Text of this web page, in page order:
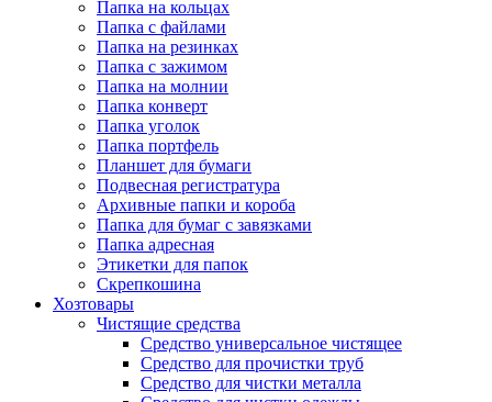
Папка на кольцах
Папка с файлами
Папка на резинках
Папка с зажимом
Папка на молнии
Папка конверт
Папка уголок
Папка портфель
Планшет для бумаги
Подвесная регистратура
Архивные папки и короба
Папка для бумаг с завязками
Папка адресная
Этикетки для папок
Скрепкошина
Хозтовары
Чистящие средства
Средство универсальное чистящее
Средство для прочистки труб
Средство для чистки металла